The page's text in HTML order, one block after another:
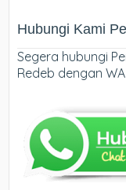
Hubungi Kami
Segera hubungi
Redeb dengan